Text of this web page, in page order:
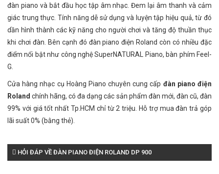
đàn piano và bắt đầu học tập âm nhạc. Đem lại âm thanh và cảm
giác trung thực. Tính năng dễ sử dụng và luyện tập hiệu quả, từ đó
dần hình thành các kỹ năng cho người chơi và tăng độ thuần thục
khi chơi đàn. Bên cạnh đó đàn piano điện Roland còn có nhiều đặc
điểm nổi bật như công nghệ SuperNATURAL Piano, bàn phím Feel-
G.
Cửa hàng nhạc cụ Hoàng Piano chuyên cung cấp đàn piano điện
Roland chính hãng, có đa dạng các sản phẩm đàn mới, đàn cũ, đàn
99% với giá tốt nhất Tp.HCM chỉ từ 2 triệu. Hỗ trợ mua đàn trả góp
lãi suất 0% (bằng thẻ).
HỎI ĐÁP VỀ ĐÀN PIANO ĐIỆN ROLAND DP 900